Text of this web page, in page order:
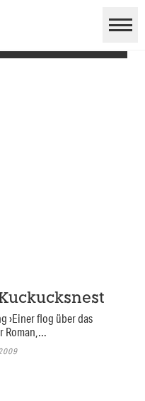
›Einer flog über das
Roman,...